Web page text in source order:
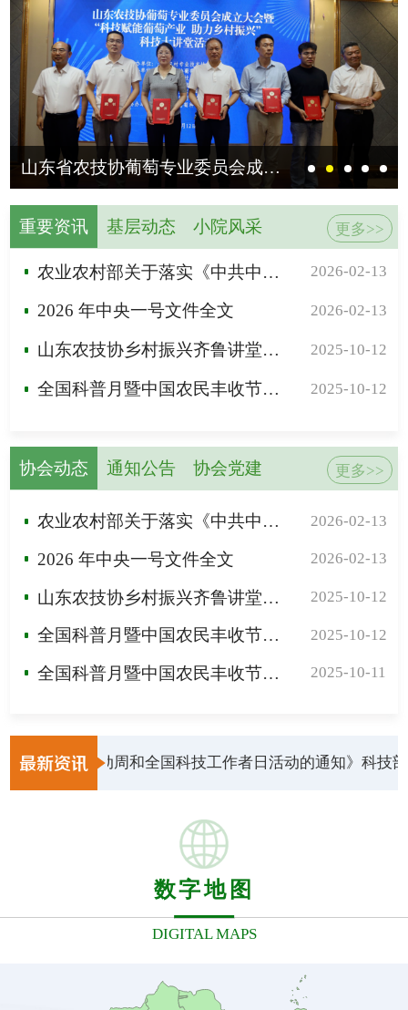
山东农技协参加“智惠行动·百会百县乡村行”交流分享活动
重要资讯 基层动态 小院风采 更多>>
农业农村部关于落实《中共中央国务院关于锚定农业农村现代化扎实推进乡村全面振兴的意见》的实施意见 2026-02-13
2026 年中央一号文件全文 2026-02-13
山东农技协乡村振兴齐鲁讲堂暨滨州市 农技协乡村振兴大讲堂在滨州开讲 2025-10-12
全国科普月暨中国农民丰收节全国农技协联合行动——京津冀鲁农技协助力乡村振兴活动在德州举行 2025-10-12
协会动态 通知公告 协会党建 更多>>
农业农村部关于落实《中共中央国务院关于锚定农业农村现代化扎实推进乡村全面振兴的意见》的实施意见 2026-02-13
2026 年中央一号文件全文 2026-02-13
山东农技协乡村振兴齐鲁讲堂暨滨州市 农技协乡村振兴大讲堂在滨州开讲 2025-10-12
全国科普月暨中国农民丰收节全国农技协联合行动——京津冀鲁农技协助力乡村振兴活动在德州举行 2025-10-12
全国科普月暨中国农民丰收节——省级学会助力县域产业经济专题活动再次走进东阿 2025-10-11
最新资讯
科技活动周和全国科技工作者日活动的通知》科技部 中
数字地图
DIGITAL MAPS